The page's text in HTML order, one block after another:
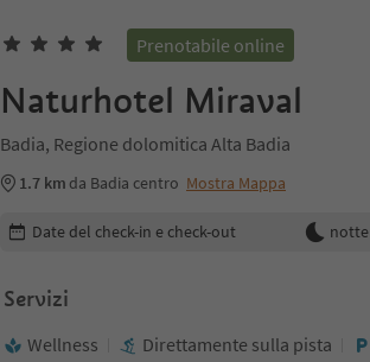
Prenotabile online
Naturhotel Miraval
Badia, Regione dolomitica Alta Badia
1.7 km da Badia centro Mostra Mappa
Modifica i dettagli della prenotazione
Date del check-in e check-out notte
Servizi
Wellness Direttamente sulla pista